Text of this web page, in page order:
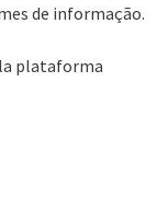
de informação.
plataforma